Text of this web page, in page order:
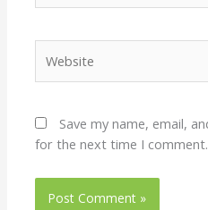
Save my name, email,
for the next time I comment.